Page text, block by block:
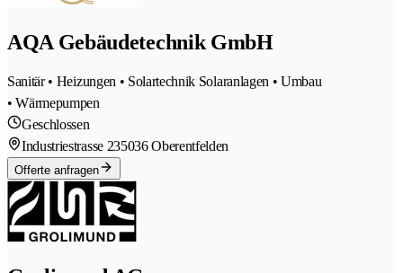
AQA Gebäudetechnik GmbH
Sanitär • Heizungen • Solartechnik Solaranlagen • Umbau
• Wärmepumpen
Geschlossen
Industriestrasse 235036 Oberentfelden
Offerte anfragen